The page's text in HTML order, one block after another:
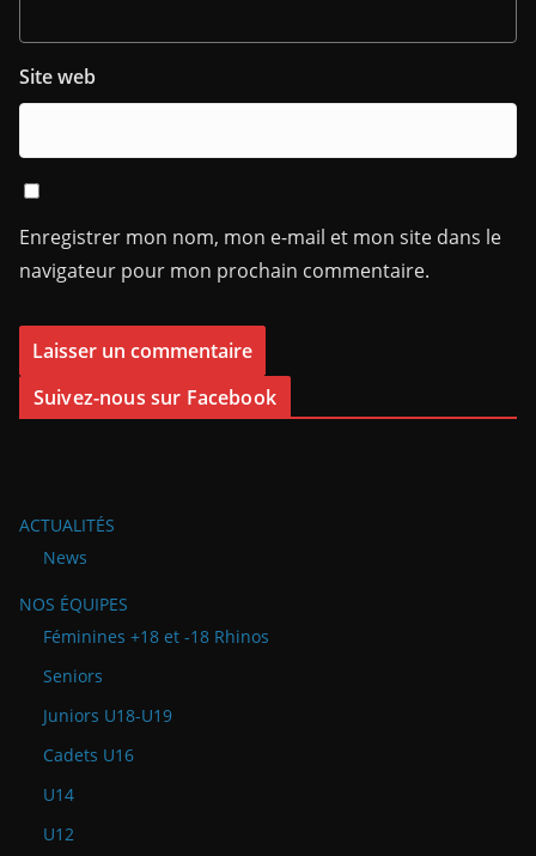
Site web
Enregistrer mon nom, mon e-mail et mon site dans le
navigateur pour mon prochain commentaire.
Suivez-nous sur Facebook
ACTUALITÉS
News
NOS ÉQUIPES
Féminines +18 et -18 Rhinos
Seniors
Juniors U18-U19
Cadets U16
U14
U12